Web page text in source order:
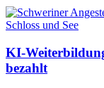
KI-
bezahlt